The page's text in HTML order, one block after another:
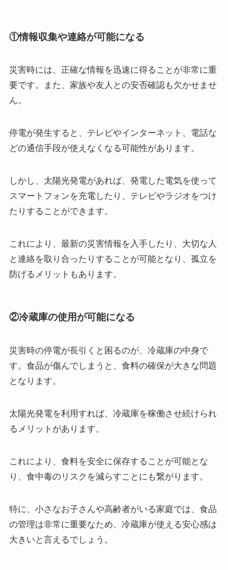
①情報収集や連絡が可能になる
災害時には、正確な情報を迅速に得ることが非常に重
要です。また、家族や友人との安否確認も欠かせませ
ん。
停電が発生すると、テレビやインターネット、電話な
どの通信手段が使えなくなる可能性があります。
しかし、太陽光発電があれば、発電した電気を使って
スマートフォンを充電したり、テレビやラジオをつけ
たりすることができます。
これにより、最新の災害情報を入手したり、大切な人
と連絡を取り合ったりすることが可能となり、孤立を
防げるメリットもあります。
②冷蔵庫の使用が可能になる
災害時の停電が長引くと困るのが、冷蔵庫の中身で
す。食品が傷んでしまうと、食料の確保が大きな問題
となります。
太陽光発電を利用すれば、冷蔵庫を稼働させ続けられ
るメリットがあります。
これにより、食料を安全に保存することが可能とな
り、食中毒のリスクを減らすことにも繋がります。
特に、小さなお子さんや高齢者がいる家庭では、食品
の管理は非常に重要なため、冷蔵庫が使える安心感は
大きいと言えるでしょう。